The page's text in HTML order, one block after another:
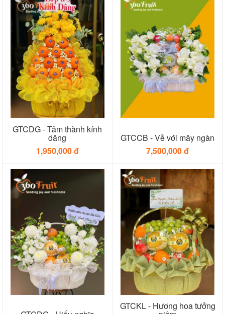
GTCDG - Tâm thành kính
dâng
1,950,000 đ
GTCCB - Về với mây ngàn
7,500,000 đ
GTCKL - Hương hoa tưởng